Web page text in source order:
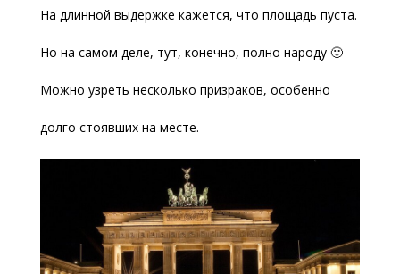
На длинной выдержке кажется, что площадь пуста.
Но на самом деле, тут, конечно, полно народу 🙂
Можно узреть несколько призраков, особенно
долго стоявших на месте.